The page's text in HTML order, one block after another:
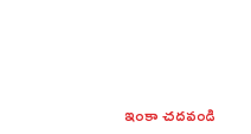
ఇంకా చదవండి